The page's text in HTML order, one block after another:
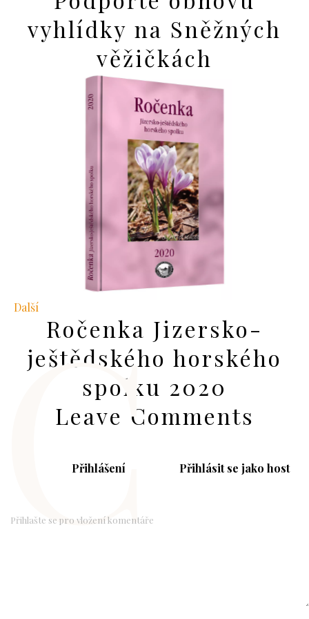
vyhlídky na Sněžných
věžičkách
Další
Ročenka Jizersko-
ještědského horského
spolku 2020
Leave Comments
C
Přihlášení Přihlásit se jako host